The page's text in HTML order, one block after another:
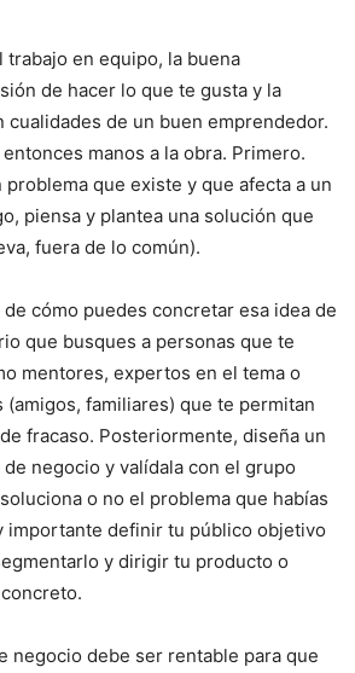
trabajo en equipo, la buena
de hacer lo que te gusta y la
cualidades de un buen emprendedor.
manos a la obra. Primero.
que existe y que afecta a un
piensa y plantea una solución que
fuera de lo común).
cómo puedes concretar esa idea de
que busques a personas que te
mentores, expertos en el tema o
familiares) que te permitan
fracaso. Posteriormente, diseña un
negocio y valídala con el grupo
o no el problema que habías
importante definir tu público objetivo
y dirigir tu producto o
negocio debe ser rentable para que